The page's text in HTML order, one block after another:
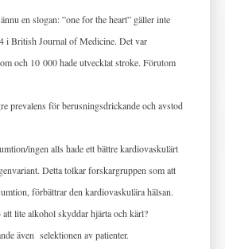
en slogan: ”one for the heart” gäller inte
i British Journal of Medicine. Det var
och 10 000 hade utvecklat stroke. Förutom
prevalens för berusningsdrickande och avstod
ingen alls hade ett bättre kardiovaskulärt
Detta tolkar forskargruppen som att
förbättrar den kardiovaskulära hälsan.
lite alkohol skyddar hjärta och kärl?
även selektionen av patienter.